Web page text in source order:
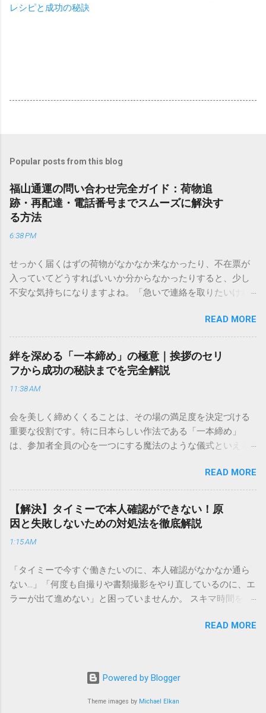
レシピと成功の秘訣
Popular posts from this blog
福山通運の問い合わせ完全ガイド：荷物追
跡・再配達・電話番号までスムーズに解決す
る方法
6:38 PM
せっかく届くはずの荷物がなかなか来なかったり、不在票が
入っていてどうすればいいか分からなかったりすると、少し
不安な気持ちになりますよね。「急いで連絡を取りたいけれ
きできる？」といった疑問を抱える方も多いはずです。 福山
通運は企業間物流のイメージが強いかもしれませんが、個人
向けの宅配サービスも非常に充実しています。大切なのは、
目的に合わせた適切な連絡先を選ぶことです。この記事で
は、荷物の追跡確認から営業所への電話連絡、再配達の依頼
手順まで、初めての方でも迷わずに解決できる方法を詳しく
本全国に広範なネットワークを持つ大手運送会社です。特に
重量物や大型の荷物、そして企業間の輸送において圧倒的な
実績を誇ります。 個人で利用する場合、他の宅配業者と少し
いう特徴があります。地域に密着した各拠点が配送をコント
ロールしているため、現場の状況に合わせた柔軟な相談がし
やすいのがメリットです。まずは、今抱えている悩みがどの
サービスで解決できるかを確認していきましょう。 1. 荷物の
るのが最も効率的です。現在の荷物がいったいどこにあるの
か、いつ届く予定なのかは、お手元の番号一つで判明しま
す。 伝票番号（お問い合わせ番号）を準備する : 送り状（伝
票）の控えに記載されている、数字の並びを確認してくださ
い。これが荷物の識別番号になります。 確認できる内容 : 集
め、電話がつながるのを待つ必要がありません。 スマートフ
るだけで、リアルタイムの状況が表示されます。もしステー
READ MORE
絆を深める「一本締め」の極意｜挨拶のセリ
フから成功の秘訣までを完全解説
11:38 AM
会を美しく締めくくることは、その場の満足度を決定づける
重要な役割です。特に日本らしい作法である「一本締め」
は、参加者全員の心を一つにする魔法のような儀式といえる
「手拍子のリズムに自信がない」と不安を感じる方も多いは
ずです。この記事では、ビジネスからカジュアルな集まりま
で、どのような場面でも堂々と立ち振る舞えるための「一本
締め」の作法を、基礎知識から具体的なセリフ例まで丁寧に
解説します。 一本締めとは？その本質と効果 一本締めは、単
に手を叩いて終わらせる作業ではありません。その時間、そ
て刻み込む伝統的な儀礼です。 一本締めがもたらすポジティ
ブな効果 一体感の創出 参加者全員が一斉に同じリズムを刻む
ことで、集団としての連帯感が生まれます。 心地よい終幕
韻を大切にしながら、すっきりと解散することができます。
「一本締め」と「一丁締め」の違い 一般的に「パン！パン！
るものを一本締めと呼びますが、一部の地域や習慣ではこれ
READ MORE
【解決】タイミーで本人確認ができない！原
因と失敗しないための対処法を徹底解説
1:15 AM
「タイミーで今すぐ働きたいのに、本人確認がなかなか通ら
ない…」「何度も自撮りや書類撮影をやり直しているのに、エ
ラーが出て進めない」と困っていませんか。 スキマ時間を有
賢い働き方に欠かせないツールです。しかし、その最初の壁
という、もったいない状況になってしまいます。 実は、タイ
ミーの本人確認で失敗する原因の多くは、非常にシンプル
で、ちょっとしたコツを知るだけで解決できるものばかりで
READ MORE
Powered by Blogger
Theme images by Michael Elkan